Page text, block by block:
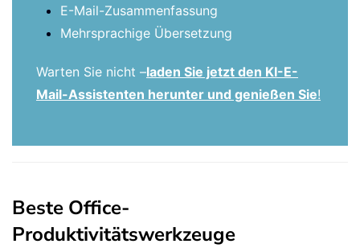
E-Mail-Zusammenfassung
Mehrsprachige Übersetzung
Warten Sie nicht –laden Sie jetzt den KI-E-
Mail-Assistenten herunter und genießen Sie!
Beste Office-
Produktivitätswerkzeuge